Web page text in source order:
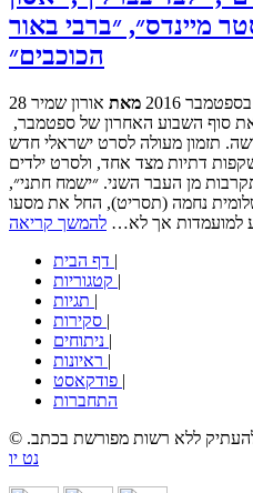
מיינדס״, ״ברבי באור
הכוכבים״
28 בספטמבר 2016 מאת אורון שמיר
תזמון מעולה לסרט ישראלי חדש
דתיות מצד אחד, ולסרט ילדים
מן העבר השני. ״ישמח חתני״,
נחמה (תסריט), החל את מסעו
למועמדות אך לא… להמשך קריאה
|
|
|
|
|
|
|
התחברות
להעתיק ללא רשות מפורשת בכתב.
נט יו